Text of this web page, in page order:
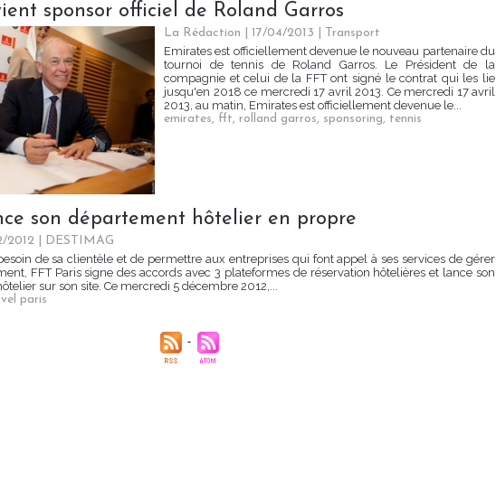
sponsor officiel de Roland Garros
La Rédaction | 17/04/2013
Transport
Emirates est officiellement devenue le nouveau partenaire du
tournoi de tennis de Roland Garros. Le Président de la
compagnie et celui de la FFT ont signé le contrat qui les lie
jusqu'en 2018 ce mercredi 17 avril 2013. Ce mercredi 17 avril
2013, au matin, Emirates est officiellement devenue le...
emirates, fft, rolland garros, sponsoring, tennis
son département hôtelier en propre
2012
DESTIMAG
de sa clientèle et de permettre aux entreprises qui font appel à ses services de gérer
FFT Paris signe des accords avec 3 plateformes de réservation hôtelières et lance son
sur son site. Ce mercredi 5 décembre 2012,...
paris